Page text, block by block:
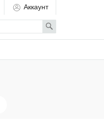
Аккаунт
Search